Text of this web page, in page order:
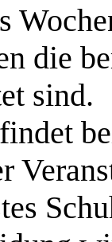
die
sind.